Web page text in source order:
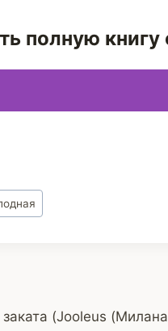
полную книгу
(Jooleus